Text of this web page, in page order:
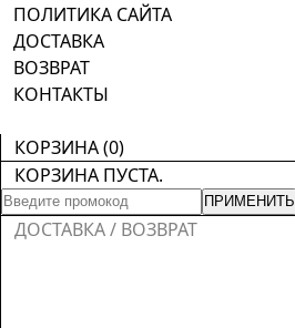
ПОЛИТИКА САЙТА
ДОСТАВКА
ВОЗВРАТ
КОНТАКТЫ
КОРЗИНА (0)
КОРЗИНА ПУСТА.
ПРИМЕНИТЬ
ДОСТАВКА / ВОЗВРАТ